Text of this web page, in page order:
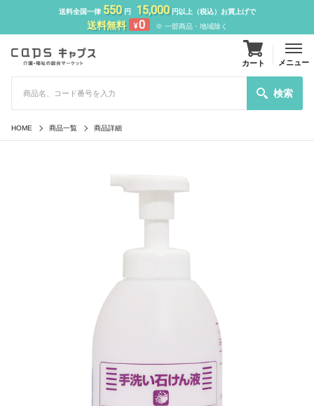
送料全国一律 550円 15,000円以上（税込）お買上げで
送料無料 ¥0 ※ 一部商品・地域除く
検索
カート メニュー
HOME 商品一覧 商品詳細